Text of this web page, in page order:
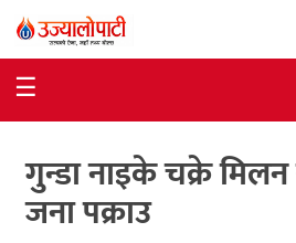
राजनीति
विशेष
आर्थिक
☰
गुन्डा नाइके चक्रे
जना पक्राउ